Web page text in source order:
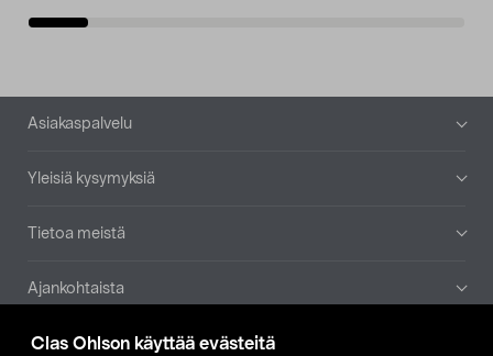
Clas Ohlson käyttää evästeitä
Alatunniste
Asiakaspalvelu
Yleisiä kysymyksiä
Tietoa meistä
Ajankohtaista
Muut yrityksemme